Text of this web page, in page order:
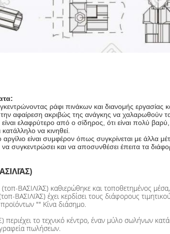
ράφι πινάκων και διανομής εργασίας
αφαίρεση ακριβώς της ανάγκης να χαλαρωθούν
ελαφρύτερο από ο σίδηρος, ότι είναι πολύ
κατάλληλο να κινηθεί.
είναι συμφέρον όπως συγκρίνεται με άλλα
συγκεντρώσει και να αποσυνθέσει έπειτα τα
(τοπ-ΒΑΣΙΛΙΆΣ) καθιερώθηκε και τοποθετημένος
ΒΑΣΙΛΙΆΣ) έχει κερδίσει τους διάφορους
"" Κίνα διάσημο.
περιέχει το τεχνικό κέντρο, έναν μύλο σωλήνων
πωλήσεων.